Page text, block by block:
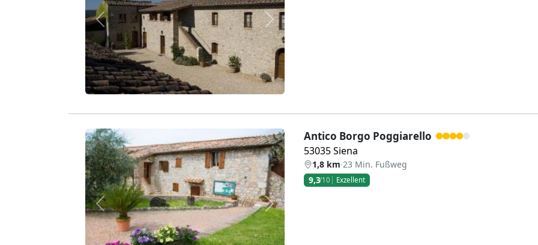
Zurück Weiter
Zurück Weiter
Antico Borgo Poggiarello
53035 Siena
1,8 km·23 Min. Fußweg
9,3/10 Exzellent